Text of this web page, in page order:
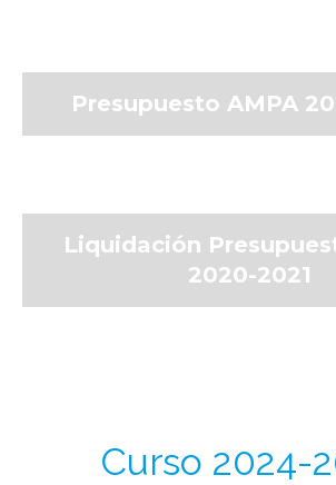
Presupuesto AMPA
Liquidación
2020-2021
Curso 2024-